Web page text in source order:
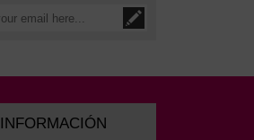
INFORMACIÓN